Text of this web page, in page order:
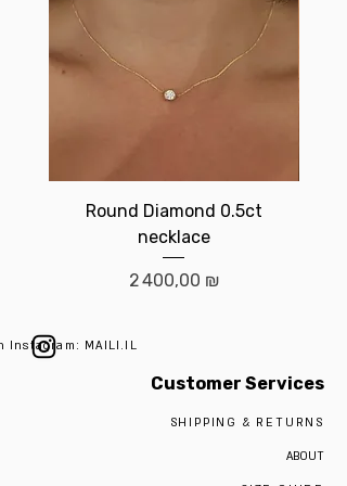
Round Diamond 0.5ct
necklace
Prix
2 400,00 ₪
Customer Services
SHIPPING & RETURNS
ABOUT
Instagram: MAILI.IL